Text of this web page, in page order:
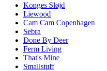
Konges Sløjd
Liewood
Cam Cam Copenhagen
Sebra
Done By Deer
Ferm Living
That's Mine
Smallstuff